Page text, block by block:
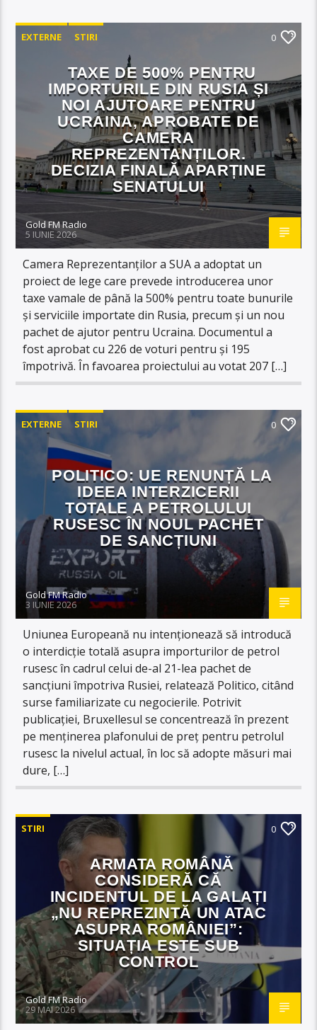
EXTERNE STIRI 0
TAXE DE 500% PENTRU
IMPORTURILE DIN RUSIA ȘI
NOI AJUTOARE PENTRU
UCRAINA, APROBATE DE
CAMERA
REPREZENTANȚILOR.
DECIZIA FINALĂ APARȚINE
SENATULUI
Gold FM Radio
5 IUNIE 2026
Camera Reprezentanților a SUA a adoptat un
proiect de lege care prevede introducerea unor
taxe vamale de până la 500% pentru toate bunurile
și serviciile importate din Rusia, precum și un nou
pachet de ajutor pentru Ucraina. Documentul a
fost aprobat cu 226 de voturi pentru și 195
împotrivă. În favoarea proiectului au votat 207 […]
EXTERNE STIRI 0
POLITICO: UE RENUNȚĂ LA
IDEEA INTERZICERII
TOTALE A PETROLULUI
RUSESC ÎN NOUL PACHET
DE SANCȚIUNI
Gold FM Radio
3 IUNIE 2026
Uniunea Europeană nu intenționează să introducă
o interdicție totală asupra importurilor de petrol
rusesc în cadrul celui de-al 21-lea pachet de
sancțiuni împotriva Rusiei, relatează Politico, citând
surse familiarizate cu negocierile. Potrivit
publicației, Bruxellesul se concentrează în prezent
pe menținerea plafonului de preț pentru petrolul
rusesc la nivelul actual, în loc să adopte măsuri mai
dure, […]
STIRI 0
ARMATA ROMÂNĂ
CONSIDERĂ CĂ
INCIDENTUL DE LA GALAȚI
„NU REPREZINTĂ UN ATAC
ASUPRA ROMÂNIEI”:
SITUAȚIA ESTE SUB
CONTROL
Gold FM Radio
29 MAI 2026